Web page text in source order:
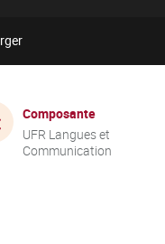
Composante
UFR Langues et
Communication